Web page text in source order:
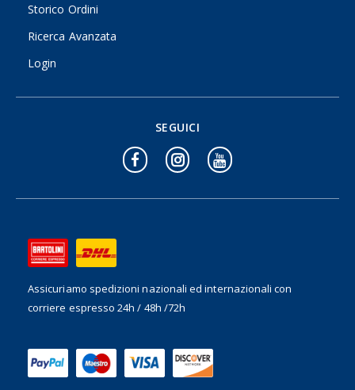
Storico Ordini
Ricerca Avanzata
Login
Assicuriamo spedizioni nazionali ed internazionalicon
corriere espresso 24h / 48h /72h
SEGUICI